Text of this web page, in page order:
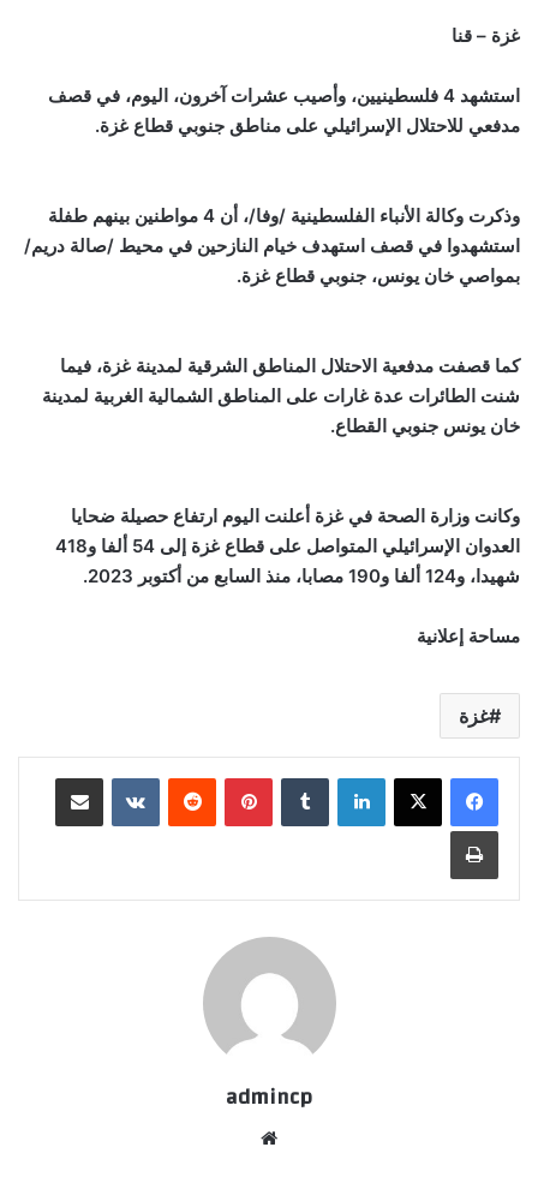
غزة – قنا
استشهد 4 فلسطينيين، وأصيب عشرات آخرون، اليوم، في قصف
مدفعي للاحتلال الإسرائيلي على مناطق جنوبي قطاع غزة.
وذكرت وكالة الأنباء الفلسطينية /وفا/، أن 4 مواطنين بينهم طفلة
استشهدوا في قصف استهدف خيام النازحين في محيط /صالة دريم/
بمواصي خان يونس، جنوبي قطاع غزة.
كما قصفت مدفعية الاحتلال المناطق الشرقية لمدينة غزة، فيما
شنت الطائرات عدة غارات على المناطق الشمالية الغربية لمدينة
خان يونس جنوبي القطاع.
وكانت وزارة الصحة في غزة أعلنت اليوم ارتفاع حصيلة ضحايا
العدوان الإسرائيلي المتواصل على قطاع غزة إلى 54 ألفا و418
شهيدا، و124 ألفا و190 مصابا، منذ السابع من أكتوبر 2023.
مساحة إعلانية
غزة
لينكدإن بينتيريست ‏VKontakte
admincp